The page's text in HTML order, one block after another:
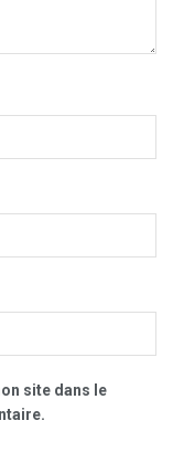
site dans le